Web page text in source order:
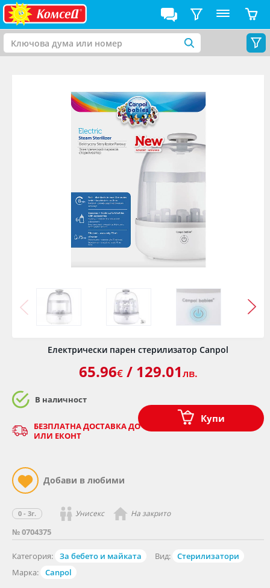
Електрически парен стерилизатор Canpol
№ 0704375
Категория: За бебето и майката Вид:
Стерилизатори
Марка:
Canpol
0 - 3г. Унисекс На закрито
65.96€/ 129.01лв.
В наличност
Купи
БЕЗПЛАТНА ДОСТАВКА ДО ОФИС НА КУРИЕР - СПИДИ
ИЛИ ЕКОНТ